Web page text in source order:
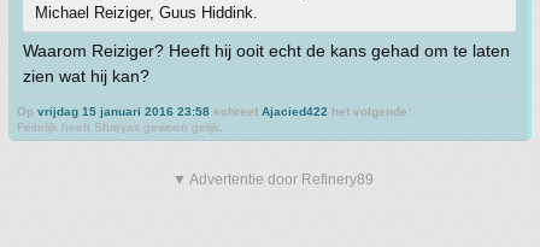
Michael Reiziger, Guus Hiddink.
Waarom Reiziger? Heeft hij ooit echt de kans gehad om te laten
zien wat hij kan?
Op vrijdag 15 januari 2016 23:58 schreef Ajacied422 het volgende:
Feitelijk heeft Shreyas gewoon gelijk.
▼ Advertentie door Refinery89